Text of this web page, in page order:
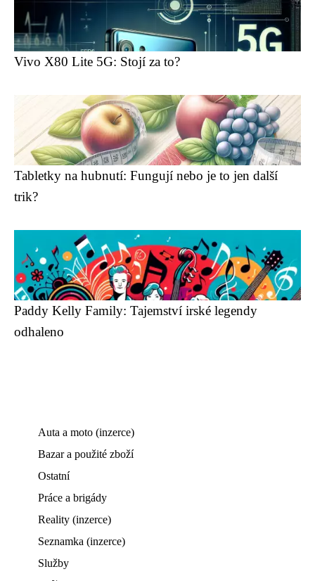
Vivo X80 Lite 5G: Stojí za to?
Tabletky na hubnutí: Fungují nebo je to jen další
trik?
Paddy Kelly Family: Tajemství irské legendy
odhaleno
Auta a moto (inzerce)
Bazar a použité zboží
Ostatní
Práce a brigády
Reality (inzerce)
Seznamka (inzerce)
Služby